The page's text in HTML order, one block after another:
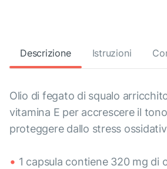
Descrizione Istruzioni
Olio di fegato di squalo
vitamina E per accrescere il
proteggere dallo stress
1 capsula contiene 320 mg di